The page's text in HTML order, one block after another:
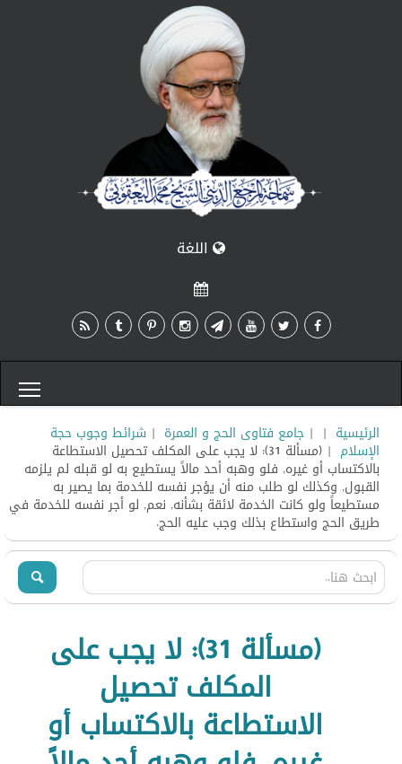
اللغة
الرئيسية |
| جامع فتاوى الحج و العمرة | شرائط وجوب حجة
الإسلام | (مسألة 31): لا يجب على المكلف تحصيل الاستطاعة
بالاكتساب أو غيره, فلو وهبه أحد مالاً يستطيع به لو قبله لم يلزمه
القبول, وكذلك لو طلب منه أن يؤجر نفسه للخدمة بما يصير به
مستطيعاً ولو كانت الخدمة لائقة بشأنه, نعم, لو أجر نفسه للخدمة في
طريق الحج واستطاع بذلك وجب عليه الحج.
(مسألة 31): لا يجب على
المكلف تحصيل
الاستطاعة بالاكتساب أو